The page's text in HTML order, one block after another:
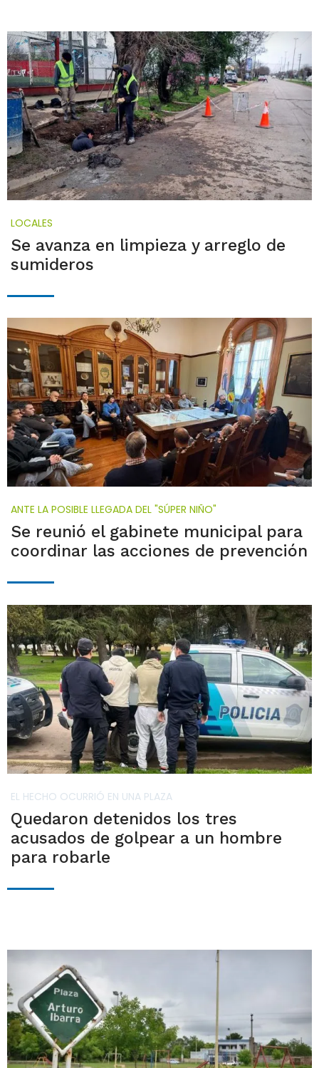
LOCALES
Se avanza en limpieza y arreglo de
sumideros
ANTE LA POSIBLE LLEGADA DEL "SÚPER NIÑO"
Se reunió el gabinete municipal para
coordinar las acciones de prevención
EL HECHO OCURRIÓ EN UNA PLAZA
Quedaron detenidos los tres
acusados de golpear a un hombre
para robarle